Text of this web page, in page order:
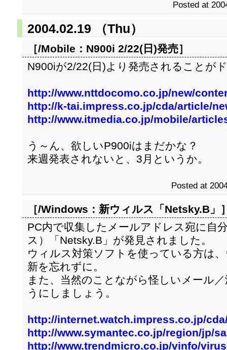
Posted at
2004.02.19 （Thu）
［/Mobile： N900i 2/22(日)発売］
N900iが2/22(日)より発売されることが
http://www.nttdocomo.co.jp/new/
http://k-tai.impress.co.jp/cda/article/
http://www.itmedia.co.jp/mobile/
う～ん、欲しいP900iはまだかな？
来週発表されないと、3月というか。
Posted at
［/Windows： 新ウィルス「Netsky.B」
PC内で収集したメールアドレス宛に自
ス）「Netsky.B」が発見されました。
ウィルス対策ソフトを使っている方は
新を忘れずに。
また、当然のことながら怪しいメール
うにしましょう。
http://internet.watch.impress.co.jp/
http://www.symantec.co.jp/region/jp/
http://www.trendmicro.co.jp/vinfo/